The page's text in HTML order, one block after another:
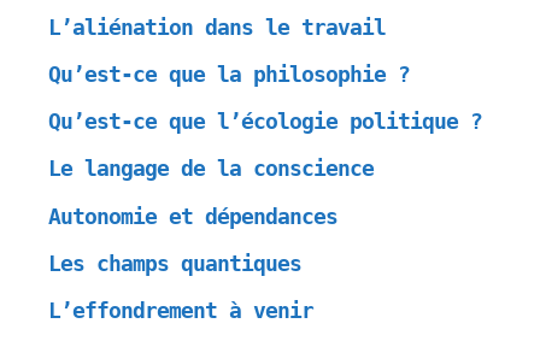
L’aliénation dans le travail
Qu’est-ce que la philosophie ?
Qu’est-ce que l’écologie politique ?
Le langage de la conscience
Autonomie et dépendances
Les champs quantiques
L’effondrement à venir